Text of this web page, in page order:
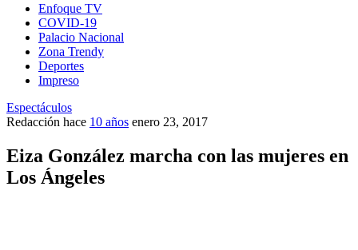
Enfoque TV
COVID-19
Palacio Nacional
Zona Trendy
Deportes
Impreso
Espectáculos
Redacción hace 10 años enero 23, 2017
Eiza González marcha con las mujeres en
Los Ángeles